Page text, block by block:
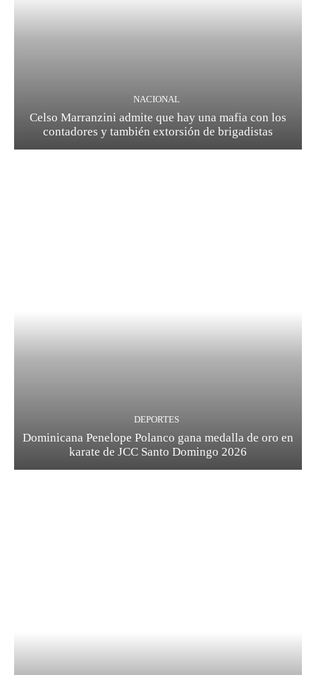
NACIONAL
Celso Marranzini admite que hay una mafia con los
contadores y también extorsión de brigadistas
DEPORTES
Dominicana Penelope Polanco gana medalla de oro en
karate de JCC Santo Domingo 2026